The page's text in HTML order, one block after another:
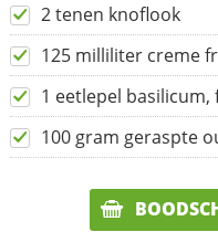
2 tenen knoflook
125 milliliter creme
1 eetlepel basilicum,
100 gram geraspte